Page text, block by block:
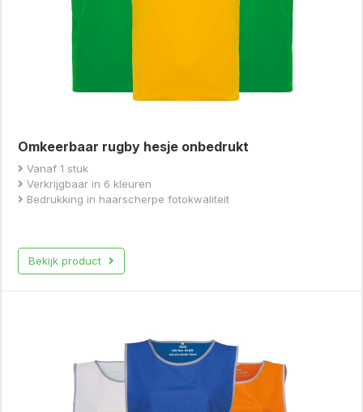
Omkeerbaar rugby hesje onbedrukt
Vanaf 1 stuk
Verkrijgbaar in 6 kleuren
Bedrukking in haarscherpe fotokwaliteit
Bekijk product